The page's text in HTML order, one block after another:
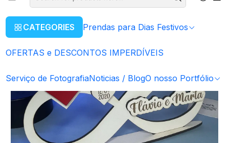
CATEGORIES Prendas para Dias Festivos
OFERTAS e DESCONTOS IMPERDÍVEIS
Serviço de FotografiaNoticias / BlogO nosso Portfólio